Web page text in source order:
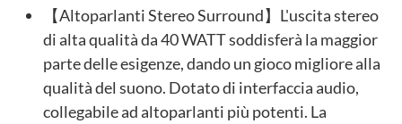
【Altoparlanti Stereo Surround】L'uscita stereo
di alta qualità da 40 WATT soddisferà la maggior
parte delle esigenze, dando un gioco migliore alla
qualità del suono. Dotato di interfaccia audio,
collegabile ad altoparlanti più potenti. La